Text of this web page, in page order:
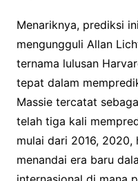
Menariknya, prediksi
mengungguli Allan
ternama lulusan
tepat dalam
Massie tercatat
telah tiga kali
mulai dari 2016, 2020,
menandai era baru